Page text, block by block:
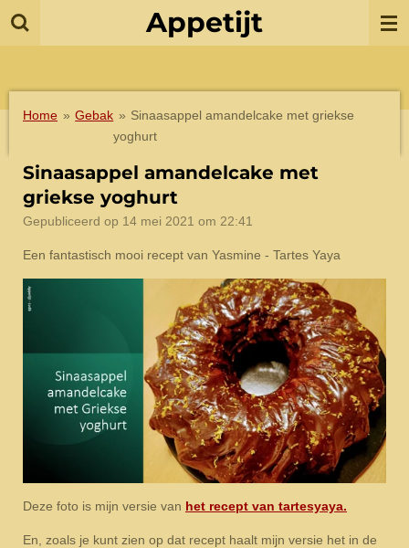
Ga
Appetijt
Home » Gebak » Sinaasappel amandelcake met griekse
yoghurt
Sinaasappel amandelcake met
griekse yoghurt
Gepubliceerd op 14 mei 2021 om 22:41
Een fantastisch mooi recept van Yasmine - Tartes Yaya
Deze foto is mijn versie van het recept van tartesyaya.
En, zoals je kunt zien op dat recept haalt mijn versie het in de